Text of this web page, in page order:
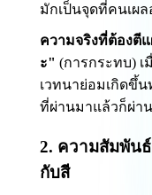
มักเป็นจุดที่คนเผ
ความจริงที่ต้องตีแ
ะ" (การกระทบ) เ
เวทนาย่อมเกิดขึ้
ที่ผ่านมาแล้วก็ผ่า
2. ความสัมพัน
กับสี